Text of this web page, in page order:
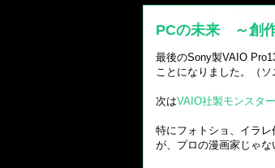
PCの未来 ～創
最後のSony製VAIO
ことになりました。（
次はVAIO社製モンスタ
特にフォトショ、イラ
が、プロの漫画家じゃな